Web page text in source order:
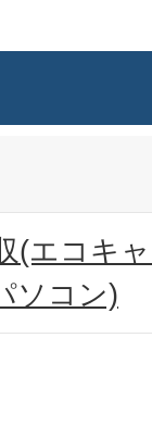
(エコキ
ソコン)